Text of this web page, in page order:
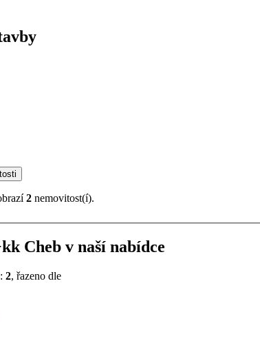
2 nemovitost(í).
Cheb v naší nabídce
2, řazeno dle